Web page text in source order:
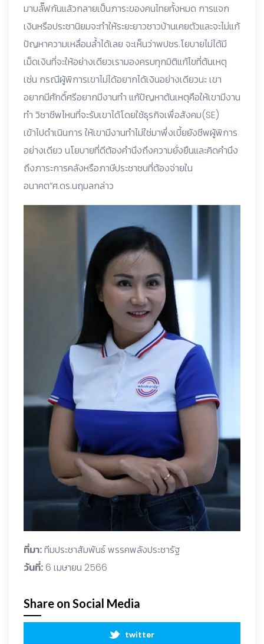
มาบลั๊ฟกันแล้วกลายเป็นภาระของคนไทยทั้งหมด การแจก
เงินหรือประชานิยมจะทำให้ระยะยาวชาวบ้านเคยตัวและจะไม่แก้
ปัญหาความเหลื่อมล้ำได้เลย จะเห็นว่าพปชร.โยบายไม่ได้มี
เม็ดเงินที่จะให้อย่างเดียวเรามองครบทุกมิติแก้ไขที่ต้นเหตุ
เช่น กรณีผู้พิการเขาไม่ได้อยากได้เงินอย่างเดียวนะ เขา
อยากมีศักดิ์ศรีอยากมีงานทำ แก้ปัญหาต้นเหตุคือให้เขามีงาน
ทำ วิชาชีพไหนที่จะรับเขาได้โดยใช้ธุรกิจเพื่อสังคม(SE)
เข้าไปดำเนินการ ให้เขามีงานทำไม่ใช่มาพึ่งเบี้ยยังชีพผู้พิการ
อย่างเดียว นโยบายที่ดีต้องคำนึงถึงความยั่งยืนและคิดคำนึง
ถึงภาระการคลังหรือภาษีประชาชนที่ต้องจ่ายใน
อนาคต“ศ.ดร.นฤมลกล่าว
ที่มา:ทีมประชาสัมพันธ์ พรรคพลังประชารัฐ
วันที่: 6 เมษายน 2566
Share on Social Media
twitter